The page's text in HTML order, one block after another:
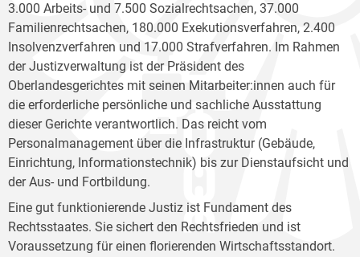
3.000 Arbeits- und 7.500 Sozialrechtsachen, 37.000
Familienrechtsachen, 180.000 Exekutionsverfahren, 2.400
Insolvenzverfahren und 17.000 Strafverfahren. Im Rahmen
der Justizverwaltung ist der Präsident des
Oberlandesgerichtes mit seinen Mitarbeiter:innen auch für
die erforderliche persönliche und sachliche Ausstattung
dieser Gerichte verantwortlich. Das reicht vom
Personalmanagement über die Infrastruktur (Gebäude,
Einrichtung, Informationstechnik) bis zur Dienstaufsicht und
der Aus- und Fortbildung.
Eine gut funktionierende Justiz ist Fundament des
Rechtsstaates. Sie sichert den Rechtsfrieden und ist
Voraussetzung für einen florierenden Wirtschaftsstandort.